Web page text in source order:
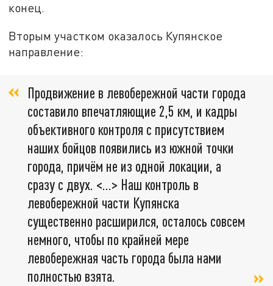
конец.
Вторым участком оказалось Купянское
направление:
Продвижение в левобережной части города
составило впечатляющие 2,5 км, и кадры
объективного контроля с присутствием
наших бойцов появились из южной точки
города, причём не из одной локации, а
сразу с двух. <…> Наш контроль в
левобережной части Купянска
существенно расширился, осталось совсем
немного, чтобы по крайней мере
левобережная часть города была нами
полностью взята.